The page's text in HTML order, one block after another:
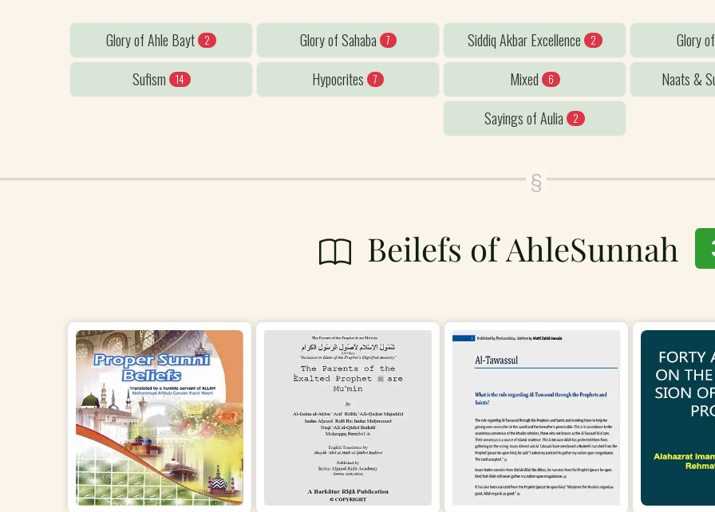
Glory of Ahle Bayt 2 Glory of Sahaba 7 Siddiq Akbar Excellence 2
Glory
Sufism
14 Hypocrites 7 Mixed 6
Naats &
Sayings of Aulia
2
Beilefs of AhleSunnah